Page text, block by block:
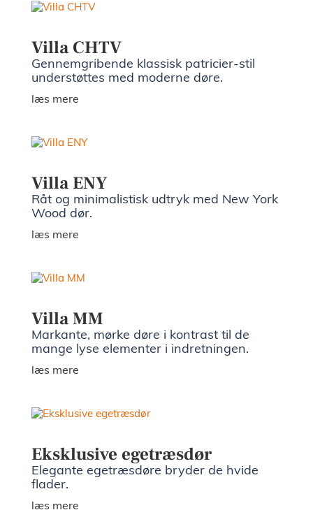
Villa CHTV
Gennemgribende klassisk patricier-stil
understøttes med moderne døre.
læs mere
Villa ENY
Råt og minimalistisk udtryk med New York
Wood dør.
læs mere
Villa MM
Markante, mørke døre i kontrast til de
mange lyse elementer i indretningen.
læs mere
Eksklusive egetræsdør
Elegante egetræsdøre bryder de hvide
flader.
læs mere